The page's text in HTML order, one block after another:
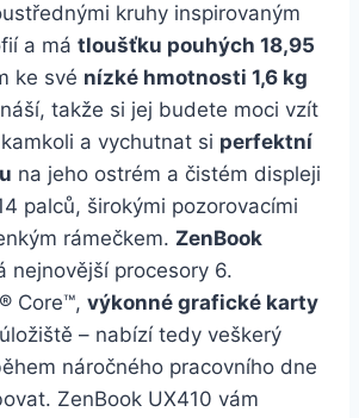
kruhy inspirovaným
a má tloušťku pouhých 18,95
ke své nízké hmotnosti 1,6 kg
takže si jej budete moci vzít
a vychutnat si perfektní
na jeho ostrém a čistém displeji
palců, širokými pozorovacími
rámečkem. ZenBook
nejnovější procesory 6.
Core™, výkonné grafické karty
– nabízí tedy veškerý
náročného pracovního dne
ZenBook UX410 vám